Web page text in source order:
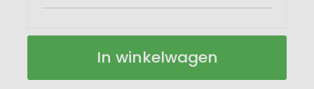
Lunchbox
Op
In winkelwagen